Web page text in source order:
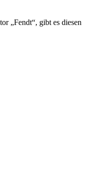
„Fendt“, gibt es diesen